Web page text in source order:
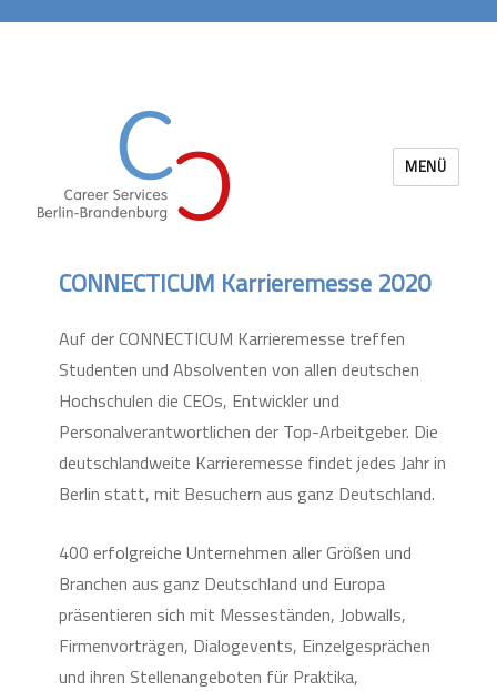
MENÜ
CONNECTICUM Karrieremesse 2020
Auf derCONNECTICUM Karrieremesse treffen
Studenten und Absolventen von allen deutschen
Hochschulen die CEOs, Entwickler und
Personalverantwortlichen der Top-Arbeitgeber. Die
deutschlandweite Karrieremesse findet jedes Jahr in
Berlin statt, mit Besuchern aus ganz Deutschland.
400 erfolgreiche Unternehmen aller Größen und
Branchen aus ganz Deutschland und Europa
präsentieren sich mit Messeständen, Jobwalls,
Firmenvorträgen, Dialogevents, Einzelgesprächen
und ihren Stellenangeboten für Praktika,